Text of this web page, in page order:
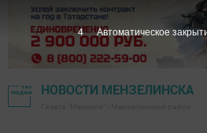
НОВОСТИ МЕНЗЕЛИНСКА
3 Автоматическое